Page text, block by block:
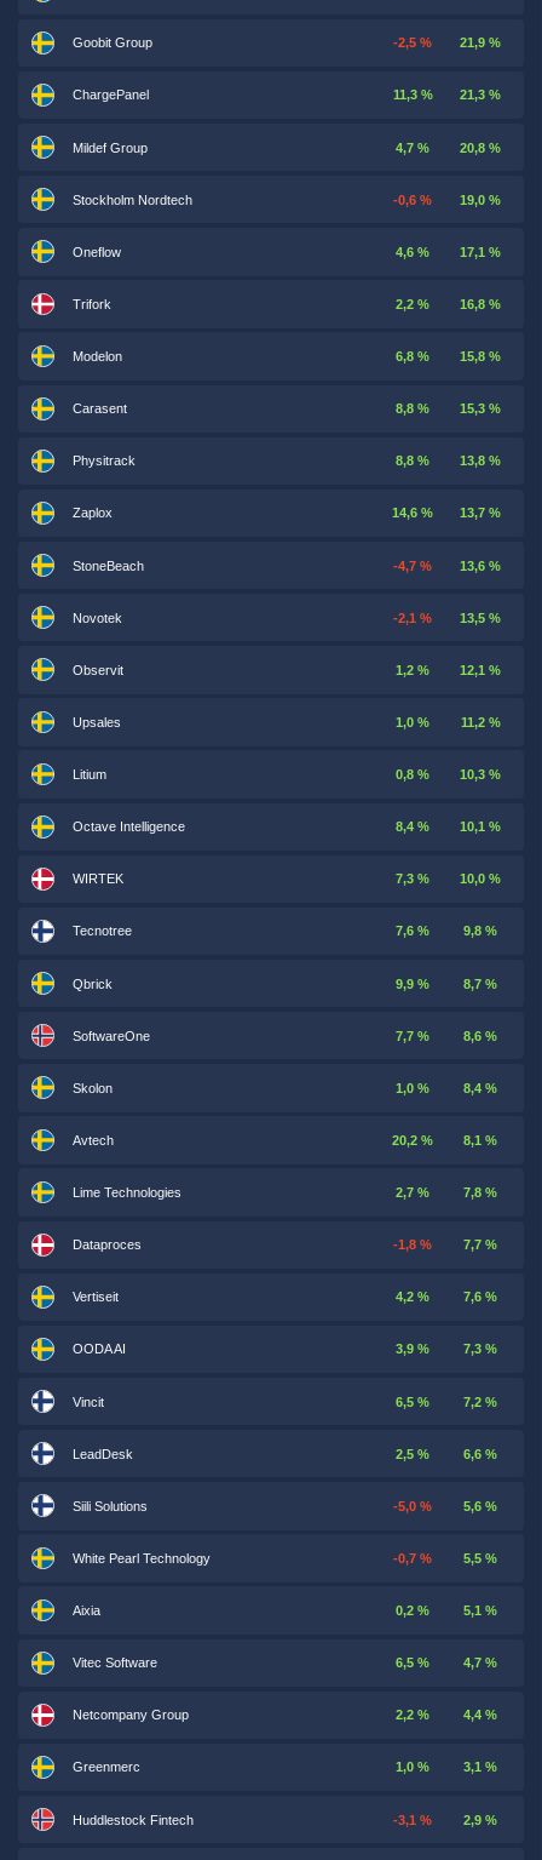
Goobit Group -2,5 % 21,9 %
ChargePanel 11,3 % 21,3 %
Mildef Group 4,7 % 20,8 %
Stockholm Nordtech -0,6 % 19,0 %
Oneflow 4,6 % 17,1 %
Trifork 2,2 % 16,8 %
Modelon 6,8 % 15,8 %
Carasent 8,8 % 15,3 %
Physitrack 8,8 % 13,8 %
Zaplox 14,6 % 13,7 %
StoneBeach -4,7 % 13,6 %
Novotek -2,1 % 13,5 %
Observit 1,2 % 12,1 %
Upsales 1,0 % 11,2 %
Litium 0,8 % 10,3 %
Octave Intelligence 8,4 % 10,1 %
WIRTEK 7,3 % 10,0 %
Tecnotree 7,6 % 9,8 %
Qbrick 9,9 % 8,7 %
SoftwareOne 7,7 % 8,6 %
Skolon 1,0 % 8,4 %
Avtech 20,2 % 8,1 %
Lime Technologies 2,7 % 7,8 %
Dataproces -1,8 % 7,7 %
Vertiseit 4,2 % 7,6 %
OODA AI 3,9 % 7,3 %
Vincit 6,5 % 7,2 %
LeadDesk 2,5 % 6,6 %
Siili Solutions -5,0 % 5,6 %
White Pearl Technology -0,7 % 5,5 %
Aixia 0,2 % 5,1 %
Vitec Software 6,5 % 4,7 %
Netcompany Group 2,2 % 4,4 %
Greenmerc 1,0 % 3,1 %
Huddlestock Fintech -3,1 % 2,9 %